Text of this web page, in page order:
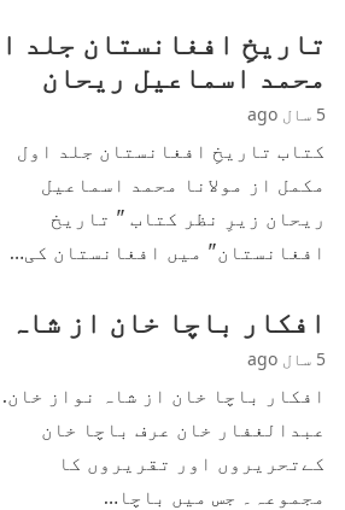
تاریخِ افغانستان جلد
محمد اسماعیل ریحان
5 سال ago
کتاب تاریخِ افغانستان جلد اول
مکمل از مولانا محمد اسماعیل
ریحان زیرِ نظر کتاب " تاریخ
افغانستان" میں افغانستان کی…
افکار باچا خان از
5 سال ago
افکار باچا خان از شاہ نواز خان.
عبدالغفار خان عرف باچا خان
کےتحریروں اور تقریروں کا
مجموعہ۔ جس میں باچا…